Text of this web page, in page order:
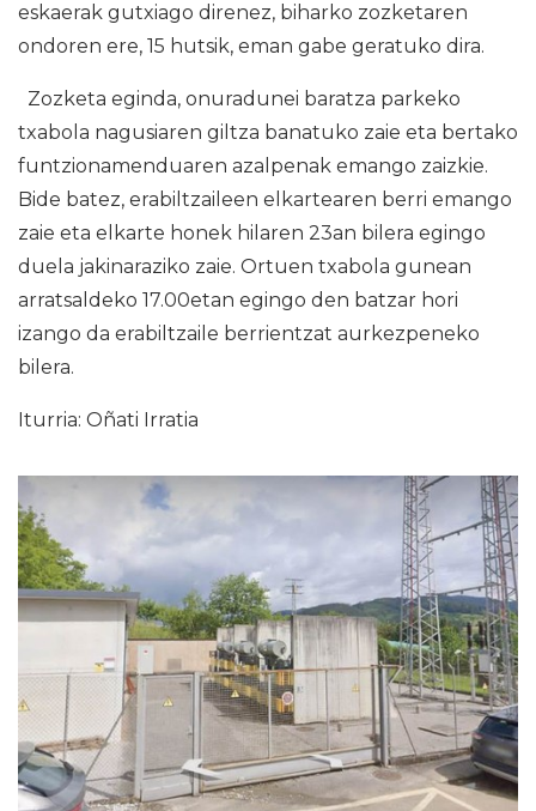
eskaerak gutxiago direnez, biharko zozketaren
ondoren ere, 15 hutsik, eman gabe geratuko dira.
Zozketa eginda, onuradunei baratza parkeko
txabola nagusiaren giltza banatuko zaie eta bertako
funtzionamenduaren azalpenak emango zaizkie.
Bide batez, erabiltzaileen elkartearen berri emango
zaie eta elkarte honek hilaren 23an bilera egingo
duela jakinaraziko zaie. Ortuen txabola gunean
arratsaldeko 17.00etan egingo den batzar hori
izango da erabiltzaile berrientzat aurkezpeneko
bilera.
Iturria: Oñati Irratia